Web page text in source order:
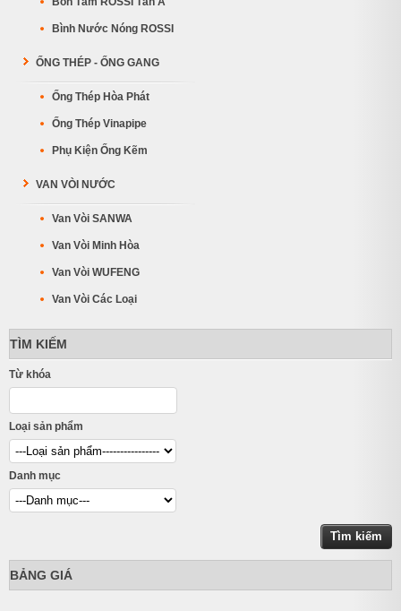
Bình Nước Nóng ROSSI
ỐNG THÉP - ỐNG GANG
Ống Thép Hòa Phát
Ống Thép Vinapipe
Phụ Kiện Ống Kẽm
VAN VÒI NƯỚC
Van Vòi SANWA
Van Vòi Minh Hòa
Van Vòi WUFENG
Van Vòi Các Loại
TÌM KIẾM
Từ khóa
Loại sản phẩm
Danh mục
BẢNG GIÁ